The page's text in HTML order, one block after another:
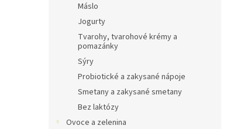
Máslo
Jogurty
Tvarohy, tvarohové krémy a
pomazánky
Sýry
Probiotické a zakysané nápoje
Smetany a zakysané smetany
Bez laktózy
Ovoce a zelenina